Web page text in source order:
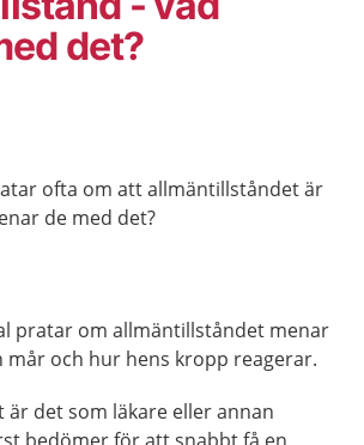
det?
ofta om att allmäntillståndet är
de med det?
pratar om allmäntillståndet menar
mår och hur hens kropp reagerar.
det som läkare eller annan